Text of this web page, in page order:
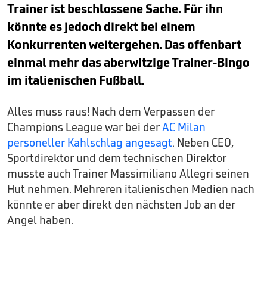
Trainer ist beschlossene Sache. Für ihn
könnte es jedoch direkt bei einem
Konkurrenten weitergehen. Das offenbart
einmal mehr das aberwitzige Trainer-Bingo
im italienischen Fußball.
Alles muss raus! Nach dem Verpassen der
Champions League war bei derAC Milan
personeller Kahlschlag angesagt. Neben CEO,
Sportdirektor und dem technischen Direktor
musste auch Trainer Massimiliano Allegri seinen
Hut nehmen. Mehreren italienischen Medien nach
könnte er aber direkt den nächsten Job an der
Angel haben.